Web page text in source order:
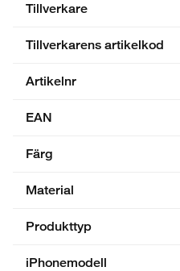
Tillverkare
Tillverkarens artikelkod
Artikelnr
EAN
Färg
Material
Produkttyp
iPhonemodell